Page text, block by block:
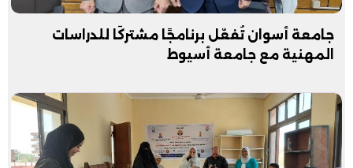
‏جامعة أسوان تُفعّل برنامجًا مشتركًا للدراسات
المهنية مع جامعة أسيوط